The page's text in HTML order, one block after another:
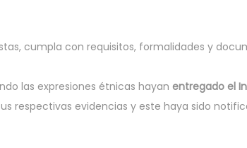
cumpla con requisitos, formalidades y
las expresiones étnicas hayan entregado el
respectivas evidencias y este haya sido